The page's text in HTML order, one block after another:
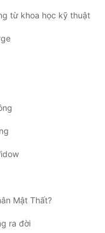
từ khoa học kỹ thuật
Mật Thất?
ra đời